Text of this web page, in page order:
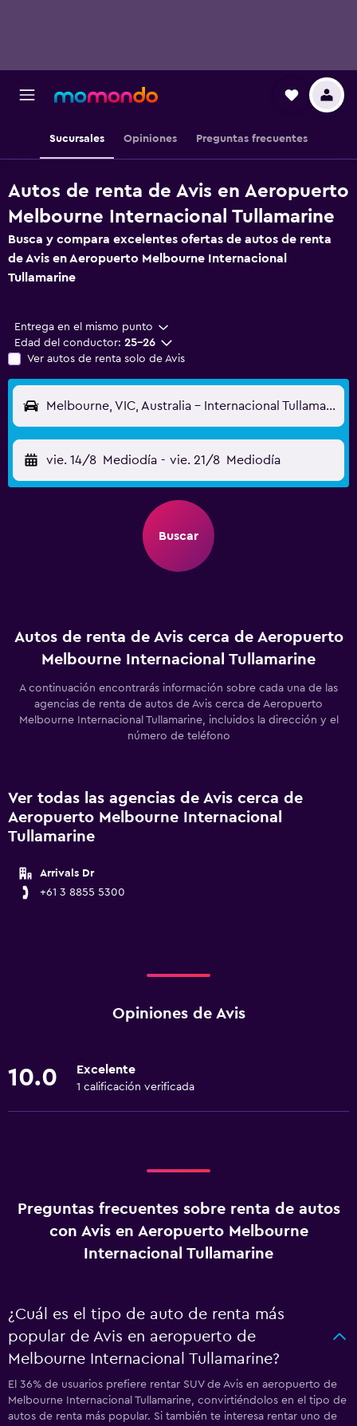
Sucursales Opiniones Preguntas frecuentes
Autos de renta de Avis en Aeropuerto
Melbourne Internacional Tullamarine
Busca y compara excelentes ofertas de autos de renta
de Avis en Aeropuerto Melbourne Internacional
Tullamarine
Entrega en el mismo punto
Edad del conductor: 25-26
Ver autos de renta solo de Avis
Melbourne, VIC, Australia - Internacional Tullamarine (MEL)
vie. 14/8 Mediodía - vie. 21/8 Mediodía
Buscar
Autos de renta de Avis cerca de Aeropuerto
Melbourne Internacional Tullamarine
A continuación encontrarás información sobre cada una de las
agencias de renta de autos de Avis cerca de Aeropuerto
Melbourne Internacional Tullamarine, incluidos la dirección y el
número de teléfono
Ver todas las agencias de Avis cerca de
Aeropuerto Melbourne Internacional
Tullamarine
Arrivals Dr
+61 3 8855 5300
Opiniones de Avis
10.0 Excelente
1 calificación verificada
Preguntas frecuentes sobre renta de autos
con Avis en Aeropuerto Melbourne
Internacional Tullamarine
¿Cuál es el tipo de auto de renta más
popular de Avis en aeropuerto de
Melbourne Internacional Tullamarine?
El 36% de usuarios prefiere rentar SUV de Avis en aeropuerto de
Melbourne Internacional Tullamarine, convirtiéndolos en el tipo de
autos de renta más popular. Si también te interesa rentar uno de